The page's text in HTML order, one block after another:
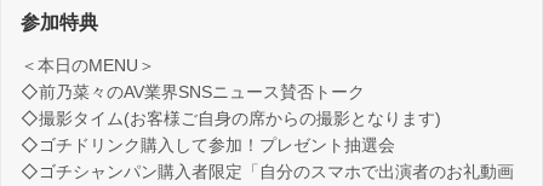
参加特典
＜本日のMENU＞
◇前乃菜々のAV業界SNSニュース賛否トーク
◇撮影タイム(お客様ご自身の席からの撮影となります)
◇ゴチドリンク購入して参加！プレゼント抽選会
◇ゴチシャンパン購入者限定「自分のスマホで出演者のお礼動画